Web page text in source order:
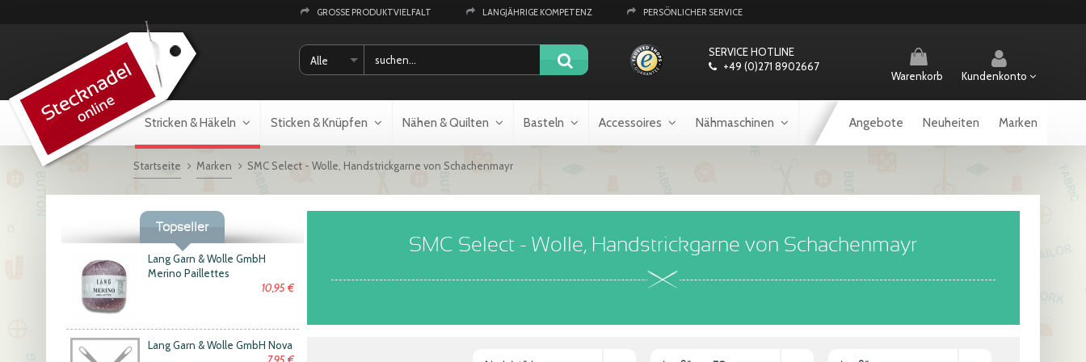
GROSSE PRODUKTVIELFALT LANGJÄHRIGE KOMPETENZ PERSÖNLICHER SERVICE
Alle
SERVICE HOTLINE
+49 (0)271 8902667
Warenkorb Kundenkonto
Stricken & Häkeln Sticken & Knüpfen Nähen & Quilten Basteln Accessoires Nähmaschinen Angebote Neuheiten Marken
Startseite Marken SMC Select - Wolle, Handstrickgarne von Schachenmayr
Topseller
Lang Garn & Wolle GmbH
Merino Paillettes
10,95 €
Lang Garn & Wolle GmbH Nova
SMC Select - Wolle, Handstrickgarne von Schachenmayr